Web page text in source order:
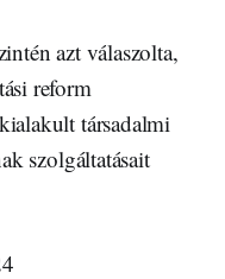
azt válaszolta,
reform
társadalmi
szolgáltatásait